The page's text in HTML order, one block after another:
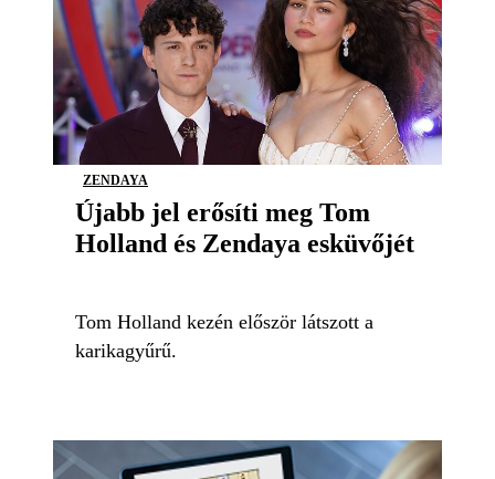
ZENDAYA
Újabb jel erősíti meg Tom
Holland és Zendaya esküvőjét
Tom Holland kezén először látszott a
karikagyűrű.